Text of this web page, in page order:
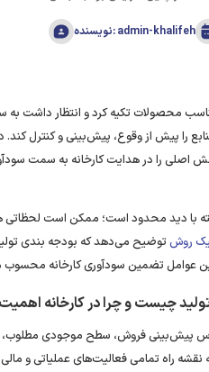
نویسنده: admin-khalifeh
محصولات تکیه کرد و انتظار داشت به
را پیش از وقوع، پیش‌بینی و کنترل کند.
اصلی را در هدایت کارخانه به سمت
با دید محدود است؛ ممکن است
روش توضیح می‌دهد که بودجه‌ بندی
چیست و چرا در کارخانه اهمیت
اساس پیش‌بینی فروش، سطح موجودی
راه تمامی فعالیت‌های عملیاتی و مالی